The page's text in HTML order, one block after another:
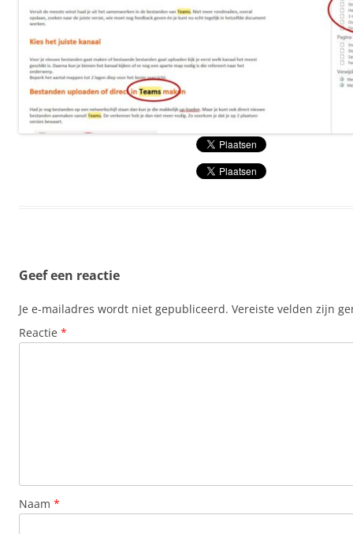
Geef een reactie
Je e-mailadres wordt niet gepubliceerd. Vereiste velden zijn
Reactie *
Naam *